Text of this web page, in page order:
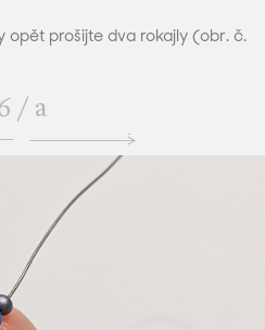
opět prošijte dva rokajly (obr. č.
/ a